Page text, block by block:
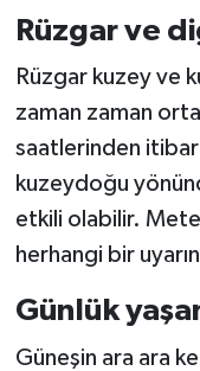
Rüzgar ve
Rüzgar kuzey ve
zaman zaman
saatlerinden
kuzeydoğu
etkili olabilir.
herhangi bir
Günlük
Güneşin ara ara